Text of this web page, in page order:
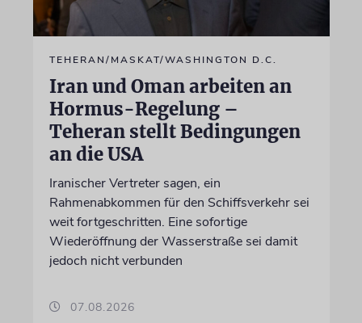
TEHERAN/MASKAT/WASHINGTON D.C.
Iran und Oman arbeiten an
Hormus-Regelung –
Teheran stellt Bedingungen
an die USA
Iranischer Vertreter sagen, ein
Rahmenabkommen für den Schiffsverkehr sei
weit fortgeschritten. Eine sofortige
Wiederöffnung der Wasserstraße sei damit
jedoch nicht verbunden
07.08.2026